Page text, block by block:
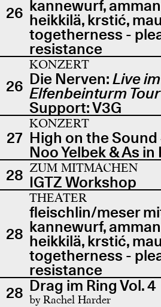
26 kannewurf,
heikkilä, krstić,
togetherness -
resistance
26
KONZERT
Die Nerven:Live im
Elfenbeinturm
Support: V3G
27
KONZERT
High on the Sound
Noo Yelbek & As
28 ZUM MITMACHEN
IGTZ Workshop
28
THEATER
fleischlin/meser
kannewurf,
heikkilä, krstić,
togetherness -
resistance
28 Drag im Ring Vol. 4
by Rachel Harder